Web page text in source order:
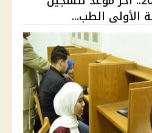
الأولى الطب...